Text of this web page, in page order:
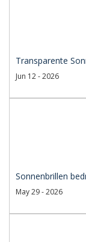
Transparente
Jun 12 - 2026
Sonnenbrillen
May 29 - 2026